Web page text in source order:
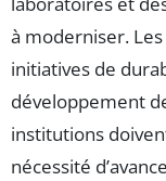
à moderniser.
initiatives de
développement
institutions
nécessité